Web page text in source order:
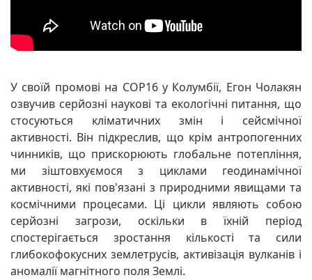
У своїй промові на COP16 у Колумбії, Егон Чолакян
озвучив серйозні наукові та екологічні питання, що
стосуються кліматичних змін і сейсмічної
активності. Він підкреслив, що крім антропогенних
чинників, що прискорюють глобальне потепління,
ми зіштовхуємося з циклами геодинамічної
активності, які пов'язані з природними явищами та
космічними процесами. Ці цикли являють собою
серйозні загрози, оскільки в їхній період
спостерігається зростання кількості та сили
глибокофокусних землетрусів, активізація вулканів і
аномалії магнітного поля Землі.